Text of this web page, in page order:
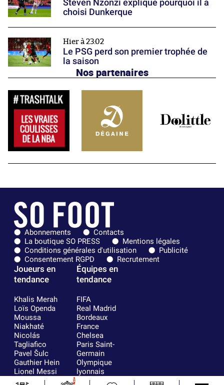
Steven Nzonzi explique pourquoi il a
choisi Dunkerque
Hier à 23:02
Le PSG perd son premier trophée de
la saison
Nos partenaires
Abonnements
Contacts
La boutique SO PRESS
Mentions légales
Conditions générales d'utilisation
Publicité
Consentement RGPD
Recrutement
Joueurs en
tendance
Khalis Merah
Loïs Openda
Moussa
Niakhaté
Nicolás
Tagliafico
Pavel Šulc
Gauthier Hein
Lionel Messi
Gonzalo
Équipes en
tendance
FIFA
Real Madrid
Bordeaux
France
Chelsea
Paris Saint-
Germain
Olympique
lyonnais
AC Milan
1